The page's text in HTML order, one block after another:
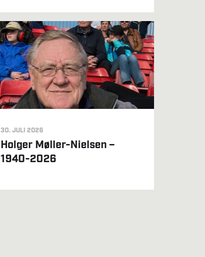
30. JULI 2026
Holger Møller-Nielsen –
1940-2026